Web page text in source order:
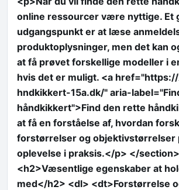
online ressourcer være nyttige. Et
udgangspunkt er at læse
produktoplysninger, men det kan
at få prøvet forskellige modeller i
hvis det er muligt. <a
hndkikkert-15a.dk/" aria-
håndkikkert">Find den rette
at få en forståelse af, hvordan
forstørrelser og objektivstørrelser
oplevelse i praksis.</p> </
<h2>Væsentlige egenskaber at
med</h2> <dl> <dt>Forstørrelse